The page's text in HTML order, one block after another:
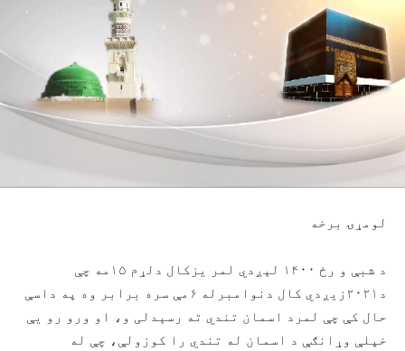
لومړۍ برخه
د شبې و رځ ۱۴۰۰ لېږدي لمر یزکال دلړم ۱۵مه چې
د۲۰۲۱زیږدي کال دنوامبرله ۶مې سره برابر وه په داسې
حال کې چې لمرد اسمان تندي ته رسېدلی و، او ورو رو یې
خپلې وړانګې د اسمان له تندي را کوزولې، چې له